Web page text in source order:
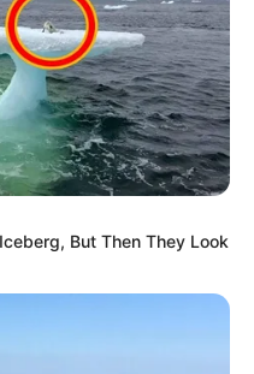
But Then They Look